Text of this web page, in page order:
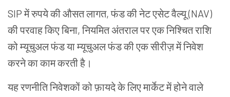
SIP में रुपये की औसत लागत, फंड की नेट एसेट वैल्यू (NAV)
की परवाह किए बिना, नियमित अंतराल पर एक निश्चित राशि
को म्यूचुअल फंड या म्यूचुअल फंड की एक सीरीज़ में निवेश
करने का काम करती है।
यह रणनीति निवेशकों को फ़ायदे के लिए मार्केट में होने वाले